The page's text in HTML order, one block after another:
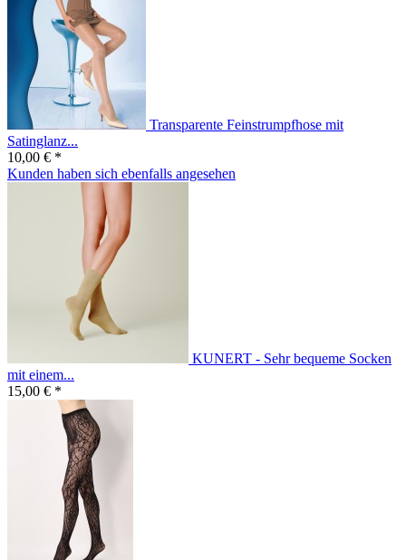
Transparente Feinstrumpfhose mit
Satinglanz...
10,00 € *
Kunden haben sich ebenfalls angesehen
KUNERT - Sehr bequeme Socken
mit einem...
15,00 € *